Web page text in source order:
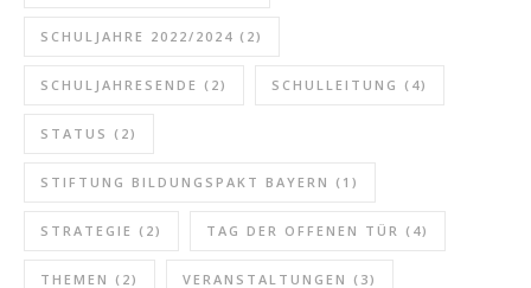
SCHULJAHRE 2022/2024 (2)
SCHULJAHRESENDE (2) SCHULLEITUNG (4)
STATUS (2)
STIFTUNG BILDUNGSPAKT BAYERN (1)
STRATEGIE (2) TAG DER OFFENEN TÜR (4)
THEMEN (2) VERANSTALTUNGEN (3)